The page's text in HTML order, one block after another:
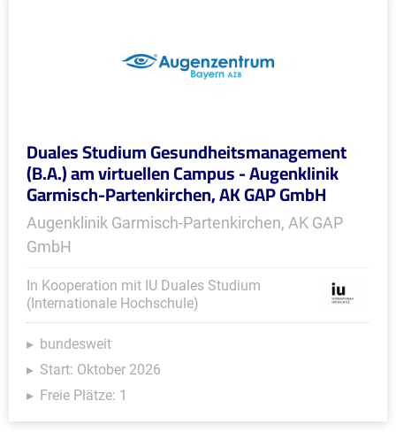
Duales Studium Gesundheitsmanagement
(B.A.) am virtuellen Campus - Augenklinik
Garmisch-Partenkirchen, AK GAP GmbH
Augenklinik Garmisch-Partenkirchen, AK GAP
GmbH
In Kooperation mit IU Duales Studium
(Internationale Hochschule)
bundesweit
Start: Oktober 2026
Freie Plätze: 1